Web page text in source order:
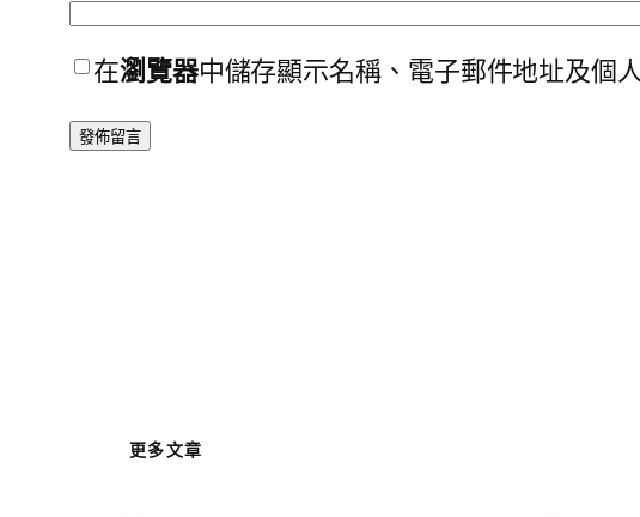
在瀏覽器中儲存顯示名稱、電子郵件地址及個
更多文章